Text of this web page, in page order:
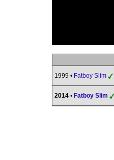
1999 • Fatboy Slim
2014 • Fatboy Slim